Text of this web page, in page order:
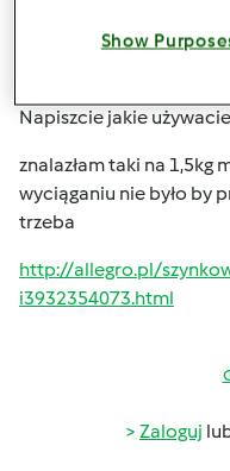
tylko w workach trzeba
wydostanie tego z dna.
Napiszcie jakie
znalazłam taki na 1,5kg
wyciąganiu nie było by
trzeba
http://allegro.pl/
i3932354073.html
Zaloguj
Show